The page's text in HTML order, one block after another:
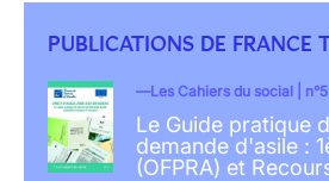
PUBLICATIONS DE FRANCE
Les Cahiers du social | n°5
Le Guide pratique
demande d'asile :
(OFPRA) et